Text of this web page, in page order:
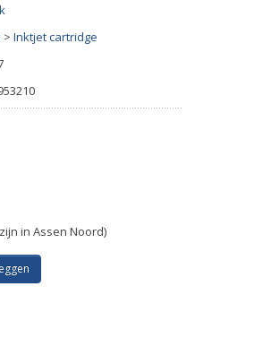
> Inktjet cartridge
in Assen Noord)